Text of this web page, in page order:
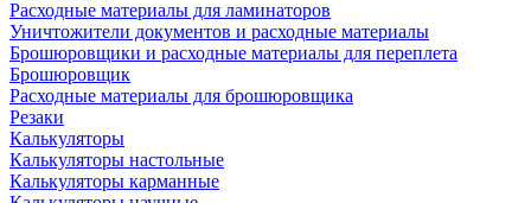
Расходные материалы для ламинаторов
Уничтожители документов и расходные материалы
Брошюровщики и расходные материалы для переплета
Брошюровщик
Расходные материалы для брошюровщика
Резаки
Калькуляторы
Калькуляторы настольные
Калькуляторы карманные